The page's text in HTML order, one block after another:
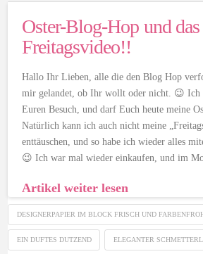
Oster-Blog-Hop und das
Freitagsvideo!!
Hallo Ihr Lieben, alle die den Blog Hop
mir gelandet, ob Ihr wollt oder nicht. 😉 Ich
Euren Besuch, und darf Euch heute meine
Natürlich kann ich auch nicht meine
enttäuschen, und so habe ich wieder alles
😉 Ich war mal wieder einkaufen, und im
Artikel weiter lesen
DESIGNERPAPIER IM BLOCK FRISCH UND
EIN DUFTES DUTZEND ELEGANTER